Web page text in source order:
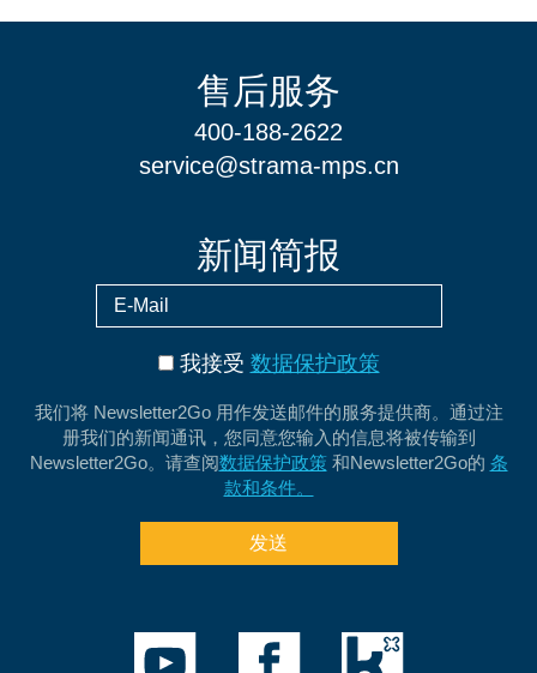
售后服务
400-188-2622
service@strama-mps.cn
新闻简报
我接受 数据保护政策
我们将 Newsletter2Go 用作发送邮件的服务提供商。通过注
册我们的新闻通讯，您同意您输入的信息将被传输到
Newsletter2Go。请查阅数据保护政策和Newsletter2Go的 条
款和条件。
发送